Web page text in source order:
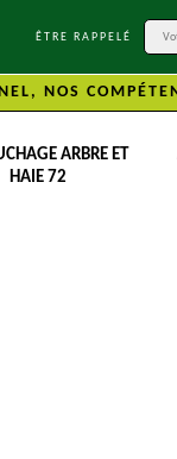
ÊTRE RAPPELÉ
NOS
ARBRE ET
HAIE 72